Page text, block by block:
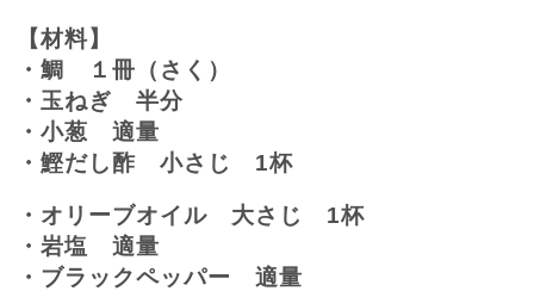
【材料】
・鯛 １冊（さく）
・玉ねぎ 半分
・小葱 適量
・鰹だし酢 小さじ 1杯
・オリーブオイル 大さじ 1杯
・岩塩 適量
・ブラックペッパー 適量